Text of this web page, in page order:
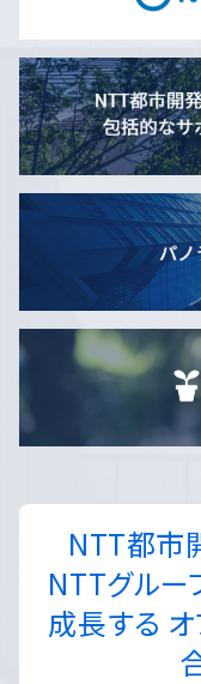
NTT都市
NTTグルー
成長する